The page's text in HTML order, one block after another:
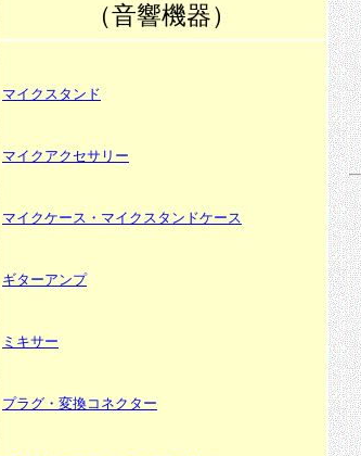
（音響機器）
マイクスタンド
マイクアクセサリー
マイクケース・マイクスタンドケース
ギターアンプ
ミキサー
プラグ・変換コネクター